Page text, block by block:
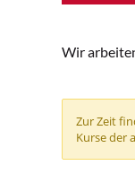
Wir